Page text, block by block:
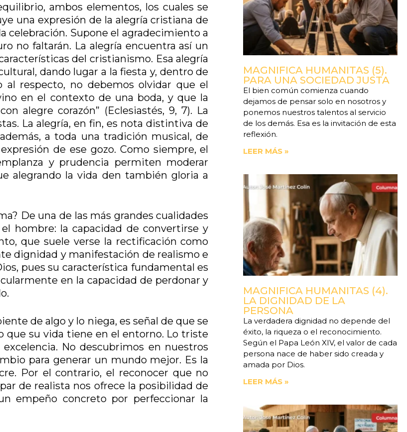
ambos elementos, los cuales se
una expresión de la alegría cristiana de
celebración. Supone el agradecimiento a
no faltarán. La alegría encuentra así un
del cristianismo. Esa alegría
dando lugar a la fiesta y, dentro de
al respecto, no debemos olvidar que el
en el contexto de una boda, y que la
alegre corazón” (Eclesiastés, 9, 7). La
La alegría, en fin, es nota distintiva de
a toda una tradición musical, de
de ese gozo. Como siempre, el
y prudencia permiten moderar
alegrando la vida den también gloria a
De una de las más grandes cualidades
hombre: la capacidad de convertirse y
que suele verse la rectificación como
dignidad y manifestación de realismo e
pues su característica fundamental es
en la capacidad de perdonar y
de algo y lo niega, es señal de que se
que su vida tiene en el entorno. Lo triste
No descubrimos en nuestros
para generar un mundo mejor. Es la
Por el contrario, el reconocer que no
de realista nos ofrece la posibilidad de
empeño concreto por perfeccionar la
MAGNIFICA HUMANITAS (5).
PARA UNA SOCIEDAD JUSTA
El bien común comienza cuando
dejamos de pensar solo en nosotros y
ponemos nuestros talentos al servicio
de los demás. Esa es la invitación de esta
reflexión.
LEER MÁS »
MAGNIFICA HUMANITAS (4).
LA DIGNIDAD DE LA
PERSONA
La verdadera dignidad no depende del
éxito, la riqueza o el reconocimiento.
Según el Papa León XIV, el valor de cada
persona nace de haber sido creada y
amada por Dios.
LEER MÁS »